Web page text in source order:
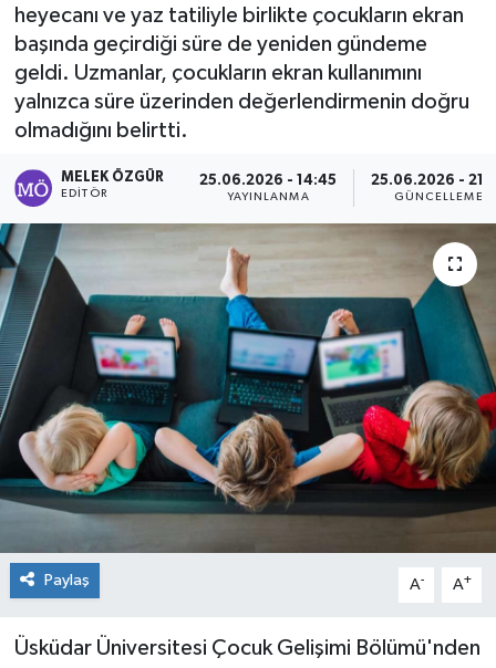
heyecanı ve yaz tatiliyle birlikte çocukların ekran
başında geçirdiği süre de yeniden gündeme
geldi. Uzmanlar, çocukların ekran kullanımını
yalnızca süre üzerinden değerlendirmenin doğru
olmadığını belirtti.
MELEK ÖZGÜR
EDITÖR
25.06.2026 - 14:45
YAYINLANMA
25.06.2026 -
GÜNCELLEME
Paylaş A- A+
Üsküdar Üniversitesi Çocuk Gelişimi Bölümü'nden
Politika
Sağlık
Spor
Tarih - Kültür - Sanat - Turizm
Haber Arşivi